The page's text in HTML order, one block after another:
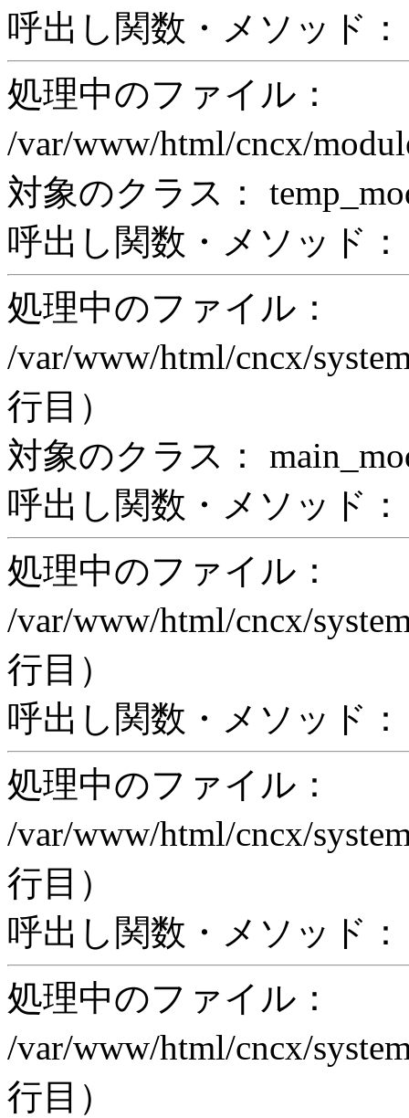
呼出し関数・メソッド：
処理中のファイル：
/var/www/html/cncx/
対象のクラス：
呼出し関数・メソッド：
処理中のファイル：
/var/www/html/cncx/
行目）
対象のクラス：
呼出し関数・メソッド：
処理中のファイル：
/var/www/html/cncx/
行目）
呼出し関数・メソッド：
処理中のファイル：
/var/www/html/cncx/
行目）
呼出し関数・メソッド：
処理中のファイル：
/var/www/html/cncx/
行目）